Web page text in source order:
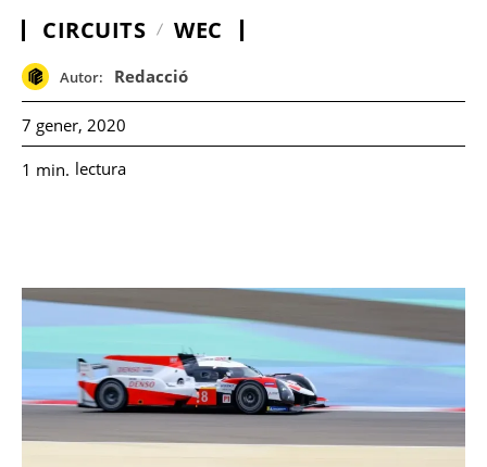
CIRCUITS WEC
Autor: Redacció
7 gener, 2020
1 min. lectura